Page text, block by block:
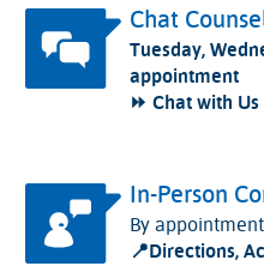
Chat
Tuesday,
appointment
⏩ Chat with Us
In-Person
By
📍Directions,